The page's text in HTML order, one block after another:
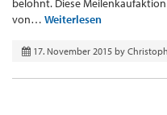
belohnt. Diese
von… Weiterlesen
17. November 2015 by Christoph